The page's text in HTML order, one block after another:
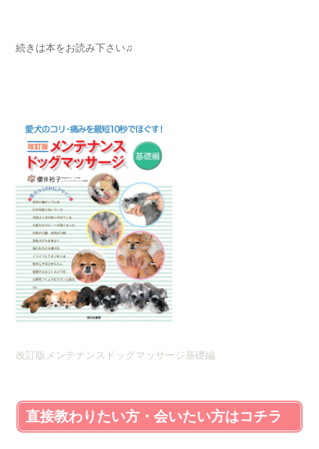
続きは本をお読み下さい♫
改訂版メンテナンスドッグマッサージ基礎編
直接教わりたい方・会いたい方はコチラ